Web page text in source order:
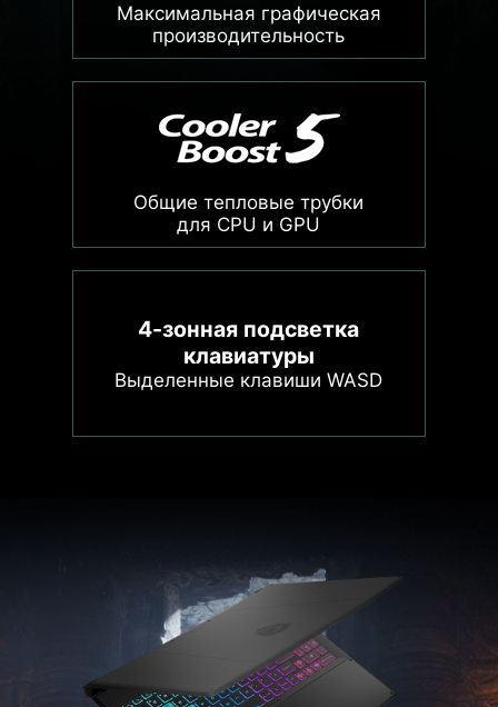
Максимальная графическая
производительность
Общие тепловые трубки
для CPU и GPU
4-зонная подсветка
клавиатуры
Выделенные клавиши WASD